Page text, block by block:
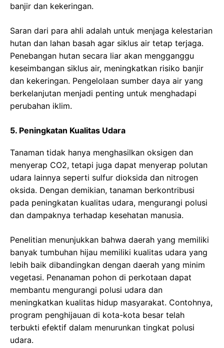
banjir dan kekeringan.
Saran dari para ahli adalah untuk menjaga kelestarian
hutan dan lahan basah agar siklus air tetap terjaga.
Penebangan hutan secara liar akan mengganggu
keseimbangan siklus air, meningkatkan risiko banjir
dan kekeringan. Pengelolaan sumber daya air yang
berkelanjutan menjadi penting untuk menghadapi
perubahan iklim.
5. Peningkatan Kualitas Udara
Tanaman tidak hanya menghasilkan oksigen dan
menyerap CO2, tetapi juga dapat menyerap polutan
udara lainnya seperti sulfur dioksida dan nitrogen
oksida. Dengan demikian, tanaman berkontribusi
pada peningkatan kualitas udara, mengurangi polusi
dan dampaknya terhadap kesehatan manusia.
Penelitian menunjukkan bahwa daerah yang memiliki
banyak tumbuhan hijau memiliki kualitas udara yang
lebih baik dibandingkan dengan daerah yang minim
vegetasi. Penanaman pohon di perkotaan dapat
membantu mengurangi polusi udara dan
meningkatkan kualitas hidup masyarakat. Contohnya,
program penghijauan di kota-kota besar telah
terbukti efektif dalam menurunkan tingkat polusi
udara.